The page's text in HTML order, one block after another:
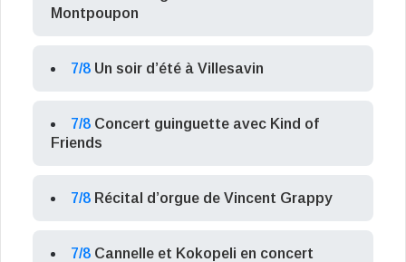
Montpoupon
7/8 Un soir d’été à Villesavin
7/8 Concert guinguette avec Kind of
Friends
7/8 Récital d’orgue de Vincent Grappy
7/8 Cannelle et Kokopeli en concert